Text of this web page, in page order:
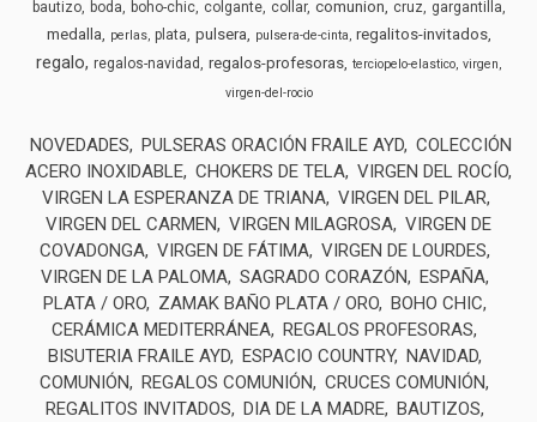
bautizo boda boho-chic colgante collar comunion cruz gargantilla
medalla perlas plata pulsera pulsera-de-cinta regalitos-invitados
regalo regalos-navidad regalos-profesoras terciopelo-elastico virgen
virgen-del-rocio
NOVEDADES PULSERAS ORACIÓN FRAILE AYD COLECCIÓN
ACERO INOXIDABLE CHOKERS DE TELA VIRGEN DEL ROCÍO
VIRGEN LA ESPERANZA DE TRIANA VIRGEN DEL PILAR
VIRGEN DEL CARMEN
VIRGEN MILAGROSA VIRGEN DE
COVADONGA VIRGEN DE FÁTIMA VIRGEN DE LOURDES
VIRGEN DE LA PALOMA SAGRADO CORAZÓN
ESPAÑA
PLATA / ORO
ZAMAK BAÑO PLATA / ORO BOHO CHIC
CERÁMICA MEDITERRÁNEA REGALOS PROFESORAS
BISUTERIA FRAILE AYD ESPACIO COUNTRY NAVIDAD
COMUNIÓN
REGALOS COMUNIÓN
CRUCES COMUNIÓN
REGALITOS INVITADOS
DIA DE LA MADRE BAUTIZOS